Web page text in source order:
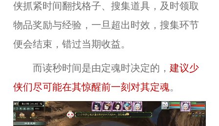
侠抓紧时间翻找格子、搜集道具，及时领取
物品奖励与经验，一旦超出时效，搜集环节
便会结束，错过当期收益。
而读秒时间是由定魂时决定的， 建议少
侠们尽可能在其惊醒前一刻对其定魂。